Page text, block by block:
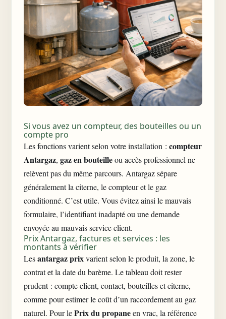
Si vous avez un compteur, des bouteilles ou un
compte pro
Les fonctions varient selon votre installation : compteur
Antargaz, gaz en bouteilleou accès professionnel ne
relèvent pas du même parcours. Antargaz sépare
généralement la citerne, le compteur et le gaz
conditionné. C’est utile. Vous évitez ainsi le mauvais
formulaire, l’identifiant inadapté ou une demande
envoyée au mauvais service client.
Prix Antargaz, factures et services : les
montants à vérifier
Lesantargaz prixvarient selon le produit, la zone, le
contrat et la date du barème. Le tableau doit rester
prudent : compte client, contact, bouteilles et citerne,
comme pour estimerle coût d’un raccordement au gaz
naturel. Pour lePrix du propaneen vrac, la référence